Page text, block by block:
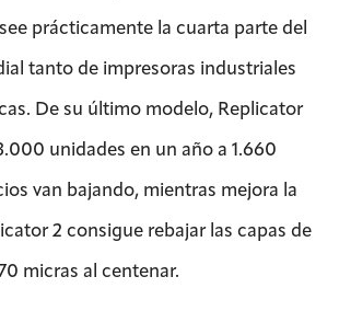
prácticamente la cuarta parte del
tanto de impresoras industriales
De su último modelo, Replicator
unidades en un año a 1.660
van bajando, mientras mejora la
2 consigue rebajar las capas de
micras al centenar.